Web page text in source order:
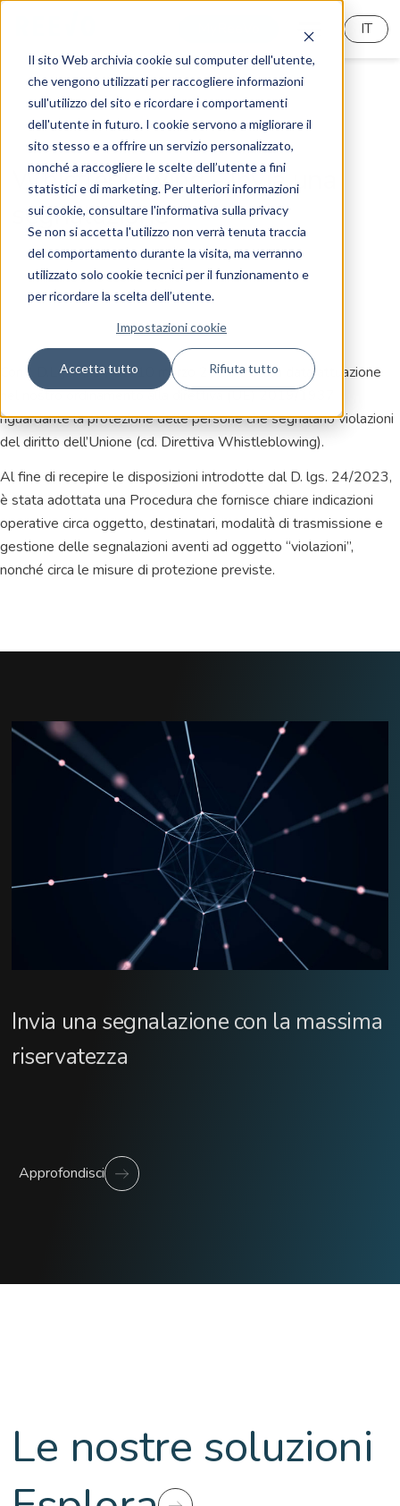
Il sito Web archivia cookie sul computer dell'utente,
che vengono utilizzati per raccogliere informazioni
sull'utilizzo del sito e ricordare i comportamenti
dell'utente in futuro. I cookie servono a migliorare il
sito stesso e a offrire un servizio personalizzato,
nonché a raccogliere le scelte dell’utente a fini
statistici e di marketing. Per ulteriori informazioni
sui cookie, consultare l'informativa sulla privacy
Se non si accetta l'utilizzo non verrà tenuta traccia
del comportamento durante la visita, ma verranno
utilizzato solo cookie tecnici per il funzionamento e
per ricordare la scelta dell’utente.
Impostazioni cookie
Accetta tutto Rifiuta tutto
IT
Whistleblowing - Invia una
segnalazione
Con il D.Lgs. n. 24 del 10 marzo 2023 è stata data attuazione
nel nostro ordinamento alla direttiva (UE) 2019/1937
riguardante la protezione delle persone che segnalano violazioni
del diritto dell’Unione (cd. Direttiva Whistleblowing).
Al fine di recepire le disposizioni introdotte dal D. lgs. 24/2023,
è stata adottata una Procedura che fornisce chiare indicazioni
operative circa oggetto, destinatari, modalità di trasmissione e
gestione delle segnalazioni aventi ad oggetto “violazioni”,
nonché circa le misure di protezione previste.
Invia una segnalazione con la massima
riservatezza
Approfondisci
Le nostre soluzioni